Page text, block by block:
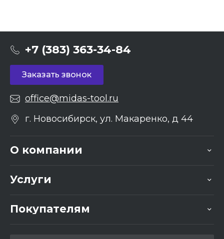
+7 (383) 363-34-84
Заказать звонок
office@midas-tool.ru
г. Новосибирск, ул. Макаренко, д 44
О компании
Услуги
Покупателям